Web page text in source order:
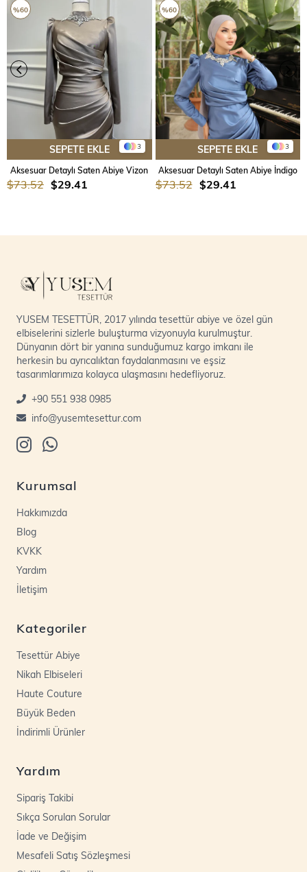
3
SEPETE EKLE
Aksesuar Detaylı Saten Abiye Vizon
$29.41
$73.52
ÜRÜN
%60
3
SEPETE EKLE
Aksesuar Detaylı Saten Abiye İndigo
$29.41
$73.52
ÜRÜN
%60
YUSEM TESETTÜR, 2017 yılında tesettür abiye ve özel gün
elbiselerini sizlerle buluşturma vizyonuyla kurulmuştur.
Dünyanın dört bir yanına sunduğumuz kargo imkanı ile
herkesin bu ayrıcalıktan faydalanmasını ve eşsiz
tasarımlarımıza kolayca ulaşmasını hedefliyoruz.
+90 551 938 0985
info@yusemtesettur.com
Kurumsal
Hakkımızda
Blog
KVKK
Yardım
İletişim
Kategoriler
Tesettür Abiye
Nikah Elbiseleri
Haute Couture
Büyük Beden
İndirimli Ürünler
Yardım
Sipariş Takibi
Sıkça Sorulan Sorular
İade ve Değişim
Mesafeli Satış Sözleşmesi